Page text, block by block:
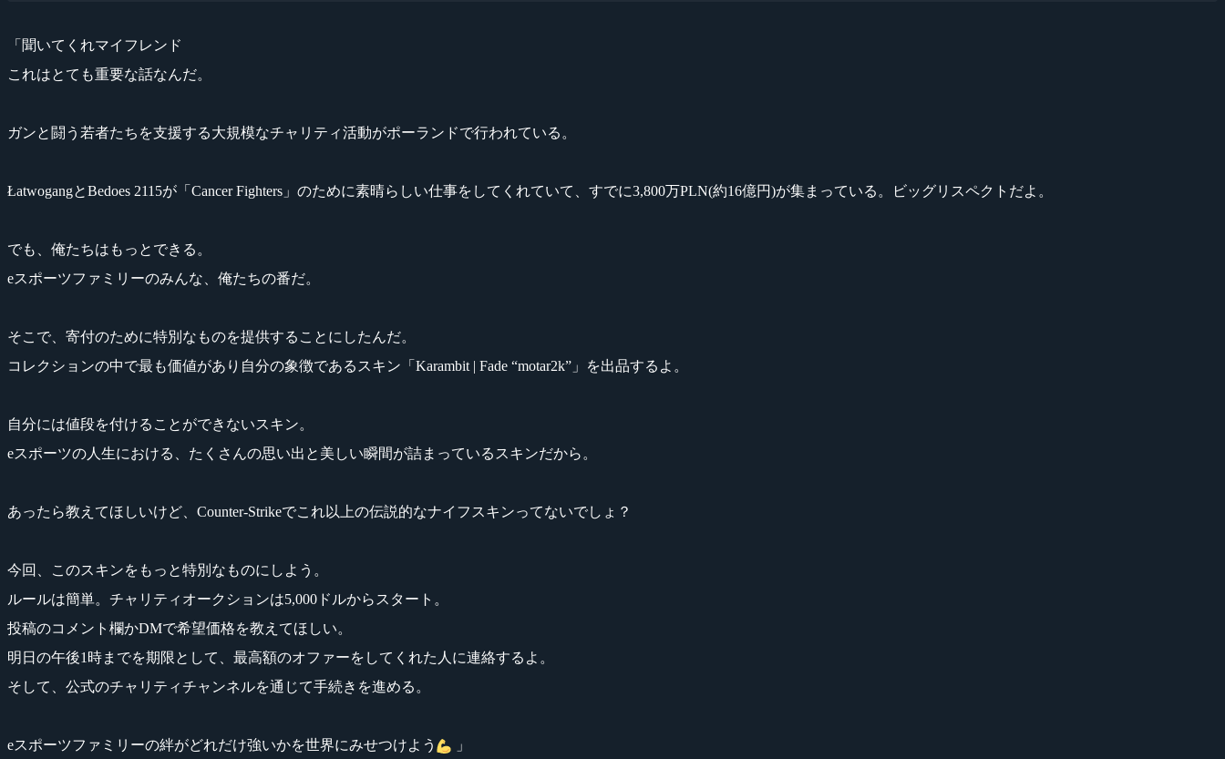
「聞いてくれマイフレンド
これはとても重要な話なんだ。
ガンと闘う若者たちを支援する大規模なチャリティ活動がポーランドで行われている。
ŁatwogangとBedoes 2115が「Cancer Fighters」のために素晴らしい仕事をしてくれていて、すでに3,800万PLN(約16億円)が集まっている。ビッグリスペクトだよ。
でも、俺たちはもっとできる。
eスポーツファミリーのみんな、俺たちの番だ。
そこで、寄付のために特別なものを提供することにしたんだ。
コレクションの中で最も価値があり自分の象徴であるスキン「Karambit | Fade “motar2k”」を出品するよ。
自分には値段を付けることができないスキン。
eスポーツの人生における、たくさんの思い出と美しい瞬間が詰まっているスキンだから。
あったら教えてほしいけど、Counter-Strikeでこれ以上の伝説的なナイフスキンってないでしょ？
今回、このスキンをもっと特別なものにしよう。
ルールは簡単。チャリティオークションは5,000ドルからスタート。
投稿のコメント欄かDMで希望価格を教えてほしい。
明日の午後1時までを期限として、最高額のオファーをしてくれた人に連絡するよ。
そして、公式のチャリティチャンネルを通じて手続きを進める。
eスポーツファミリーの絆がどれだけ強いかを世界にみせつけよう 」